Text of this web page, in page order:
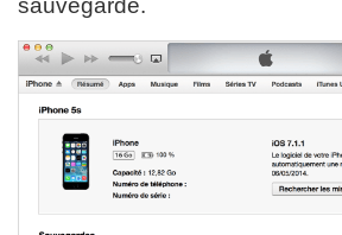
sauvegarde.